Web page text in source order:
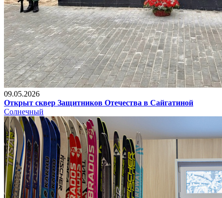
09.05.2026
Открыт сквер Защитников Отечества в Сайгатиной
Солнечный